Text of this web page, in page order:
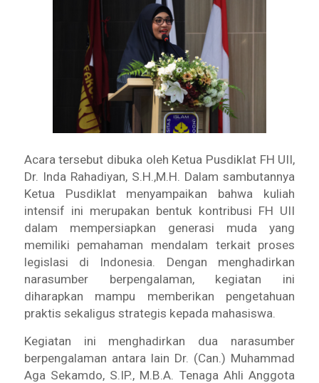
Acara tersebut dibuka oleh Ketua Pusdiklat FH UII,
Dr. Inda Rahadiyan, S.H.,M.H. Dalam sambutannya
Ketua Pusdiklat menyampaikan bahwa kuliah
intensif ini merupakan bentuk kontribusi FH UII
dalam mempersiapkan generasi muda yang
memiliki pemahaman mendalam terkait proses
legislasi di Indonesia. Dengan menghadirkan
narasumber berpengalaman, kegiatan ini
diharapkan mampu memberikan pengetahuan
praktis sekaligus strategis kepada mahasiswa.
Kegiatan ini menghadirkan dua narasumber
berpengalaman antara lain Dr. (Can.) Muhammad
Aga Sekamdo, S.IP., M.B.A. Tenaga Ahli Anggota